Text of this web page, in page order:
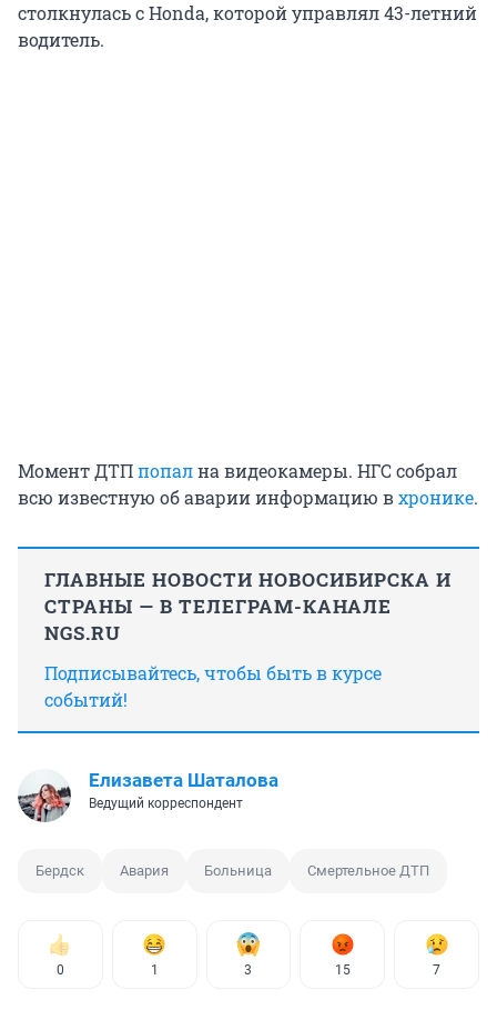
столкнулась с Honda, которой управлял 43-летний
водитель.
Момент ДТПпопална видеокамеры. НГС собрал
всю известную об аварии информацию вхронике.
ГЛАВНЫЕ НОВОСТИ НОВОСИБИРСКА И
СТРАНЫ — В ТЕЛЕГРАМ-КАНАЛЕ
NGS.RU
Подписывайтесь, чтобы быть в курсе
событий!
Елизавета Шаталова
Ведущий корреспондент
Бердск Авария Больница Смертельное ДТП
0 1 3 15 7